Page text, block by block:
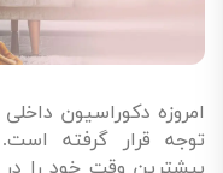
امروزه دکوراسیون
توجه قرار گرفته
بیشترین وقت خود را